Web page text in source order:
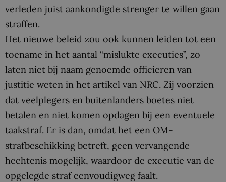
verleden juist aankondigde strenger te willen gaan
straffen.
Het nieuwe beleid zou ook kunnen leiden tot een
toename in het aantal “mislukte executies”, zo
laten niet bij naam genoemde officieren van
justitie weten in het artikel van NRC. Zij voorzien
dat veelplegers en buitenlanders boetes niet
betalen en niet komen opdagen bij een eventuele
taakstraf. Er is dan, omdat het een OM-
strafbeschikking betreft, geen vervangende
hechtenis mogelijk, waardoor de executie van de
opgelegde straf eenvoudigweg faalt.